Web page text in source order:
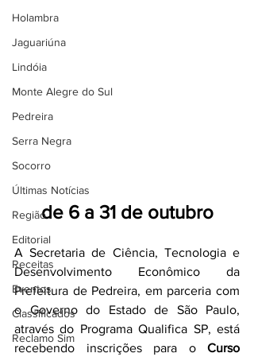
Holambra
Jaguariúna
Lindóia
Monte Alegre do Sul
Pedreira
Serra Negra
Socorro
Últimas Notícias
Região
Editorial
Receitas
Eventos
Classificados
Reclamo Sim
de 6 a 31 de outubro
A Secretaria de Ciência, Tecnologia e
Desenvolvimento Econômico da
Prefeitura de Pedreira, em parceria com
o Governo do Estado de São Paulo,
através do Programa Qualifica SP, está
recebendo inscrições para o Curso